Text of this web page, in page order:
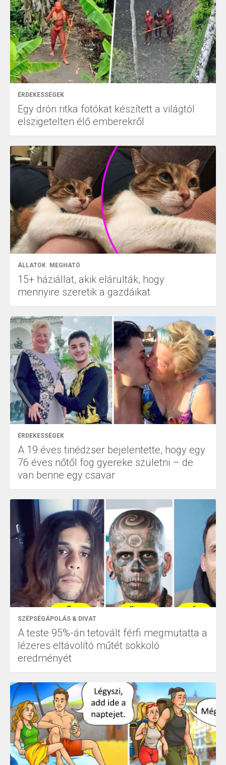
ÉRDEKESSÉGEK
Egy drón ritka fotókat készített a világtól
elszigetelten élő emberekről
ÁLLATOK MEGHATÓ
15+ háziállat, akik elárulták, hogy
mennyire szeretik a gazdáikat
ÉRDEKESSÉGEK
A 19 éves tinédzser bejelentette, hogy egy
76 éves nőtől fog gyereke születni – de
van benne egy csavar
SZÉPSÉGÁPOLÁS & DIVAT
A teste 95%-án tetovált férfi megmutatta a
lézeres eltávolító műtét sokkoló
eredményét